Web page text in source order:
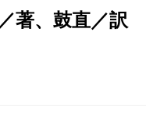
著、鼓直／訳